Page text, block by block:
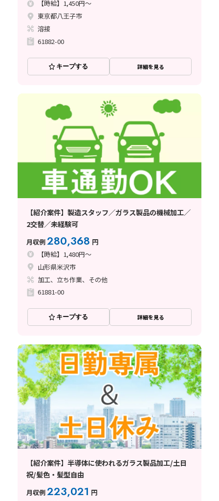
【時給】1,450円～
東京都八王子市
溶接
61882-00
キープする 詳細を見る
【紹介案件】製造スタッフ／ガラス製品の機械加工／
2交替／未経験可
月収例280,368 円
【時給】1,480円～
山形県米沢市
加工、立ち作業、その他
61881-00
キープする 詳細を見る
【紹介案件】半導体に使われるガラス製品加工/土日
祝/髪色・髪型自由
月収例223,021 円